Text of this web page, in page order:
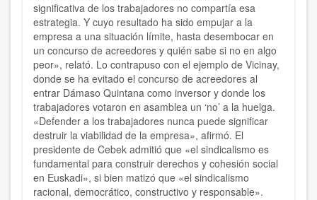
significativa de los trabajadores no compartía esa
estrategia. Y cuyo resultado ha sido empujar a la
empresa a una situación límite, hasta desembocar en
un concurso de acreedores y quién sabe si no en algo
peor», relató. Lo contrapuso con el ejemplo de Vicinay,
donde se ha evitado el concurso de acreedores al
entrar Dámaso Quintana como inversor y donde los
trabajadores votaron en asamblea un ‘no’ a la huelga.
«Defender a los trabajadores nunca puede significar
destruir la viabilidad de la empresa», afirmó. El
presidente de Cebek admitió que «el sindicalismo es
fundamental para construir derechos y cohesión social
en Euskadi», si bien matizó que «el sindicalismo
racional, democrático, constructivo y responsable».